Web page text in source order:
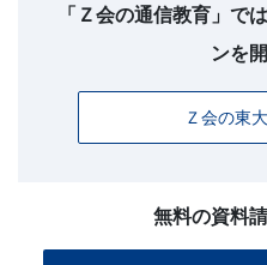
「Ｚ会の通信教育」で
ンを
Ｚ会の東
無料の資料